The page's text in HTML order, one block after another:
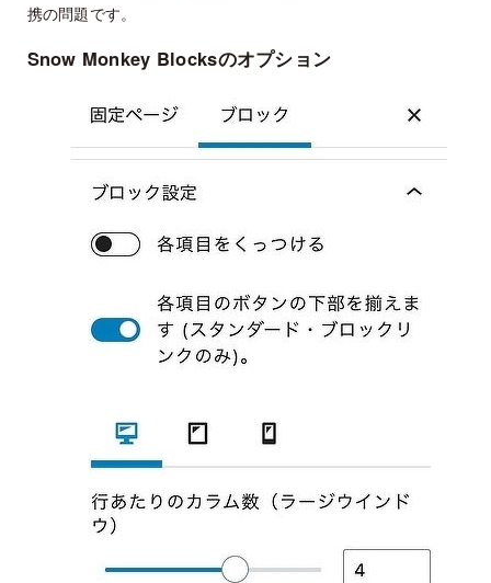
携の問題です。
Snow Monkey Blocksのオプション